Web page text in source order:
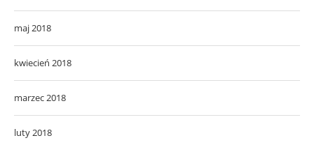
maj 2018
kwiecień 2018
marzec 2018
luty 2018